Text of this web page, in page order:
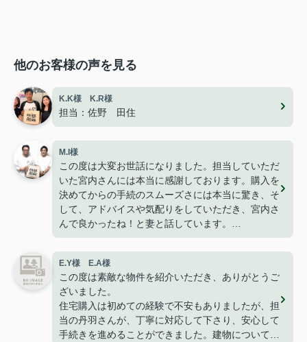
他のお客様の声を見る
K.K様 K.R様
担当：佐野 田住
M.I様
この度は大変お世話になりました。担当していただ
いた宮内さんには本当に感謝しております。購入を
決めてからの手続のスムーズさには本当に驚き、そ
して、アドバイスや気配りをしていただき、宮内さ
んで良かったね！と妻と話しています。
今は無事に引越しも終わり、快適に過ごせて楽しく
暮らせております。
こうして、なにもトラブルや問題も無くここまで家
探しが出来た事はパークホームさんのおかげだと思
っております。
ありがとうございました。
E.Y様 E.A様
この度は素敵な物件を紹介いただき、ありがとうご
ざいました。
住宅購入は初めての経験で不安もありましたが、担
当の丹羽さんが、丁寧に対応して下さり、安心して
手続きを進めることができました。建物についても